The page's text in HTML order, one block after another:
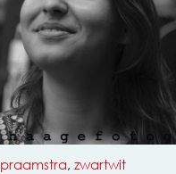
praamstra, zwartwit